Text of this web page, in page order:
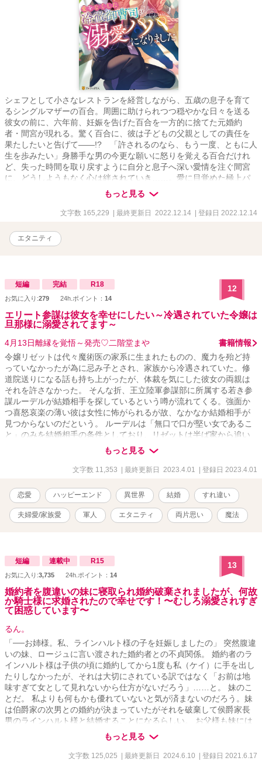
シェフとして小さなレストランを経営しながら、五歳の息子を育て
るシングルマザーの百合。周囲に助けられつつ穏やかな日々を送る
彼女の前に、六年前、妊娠を告げた百合を一方的に捨てた元婚約
者・間宮が現れる。驚く百合に、彼は子どもの父親としての責任を
果たしたいと告げて――!? 「許されるのなら、もう一度、ともに人
生を歩みたい」身勝手な男の今更な願いに怒りを覚える百合だけれ
ど、失った時間を取り戻すように自分と息子へ深い愛情を注ぐ間宮
に、どうしようもなく心は絆されていき……。愛に目覚めた極上パ
パの傲慢なほど一途な想いに囚われる、最高のやり直しロマンス！
もっと見る
文字数 165,229 | 最終更新日 2022.12.14 | 登録日 2022.12.14
エタニティ
短編 完結 R18
お気に入り:279 24h.ポイント： 14
12
エリート参謀は彼女を幸せにしたい～冷遇されていた令嬢は
旦那様に溺愛されてます～
4月13日離縁を覚悟～発売♡二階堂まや
書籍情報
令嬢リゼットは代々魔術医の家系に生まれたものの、魔力を殆ど持
っていなかったが為に忌み子とされ、家族から冷遇されていた。修
道院送りになる話も持ち上がったが、体裁を気にした彼女の両親は
それを許さなかった。 そんな折、王立陸軍参謀部に所属する若き参
謀ルーデルが結婚相手を探しているという噂が流れてくる。強面か
つ喜怒哀楽の薄い彼は女性に怖がられるが故、なかなか結婚相手が
見つからないのだという。 ルーデルは「無口で口が堅い女であるこ
と」のみを結婚相手の条件としており、リゼットは半ば家から追い
出される形で彼に嫁ぐこととなる。そして彼と交流を重ねたことに
より、リゼットは彼への思いを募らせていった。 結婚後数ヶ月経っ
たある日、ルーデルはリゼットに大事な話があるから部屋で待って
話をされると身構えるが、彼が持ってきたのは離婚届ではなく大き
な薔薇の花束であった。 リゼットが彼を深く愛しているように、彼
もまたリゼットを深く愛していたのである。
もっと見る
文字数 11,353 | 最終更新日 2023.4.01 | 登録日 2023.4.01
恋愛 ハッピーエンド 異世界 結婚 すれ違い
夫婦愛/家族愛 軍人 エタニティ 両片思い 魔法
短編 連載中 R15
お気に入り:3,735 24h.ポイント： 14
13
婚約者を腹違いの妹に寝取られ婚約破棄されましたが、何故
か騎士様に求婚されたので幸せです！〜むしろ溺愛されすぎ
て困惑しています〜
るん。
「──お姉様。私、ラインハルト様の子を妊娠しましたの」 突然腹違
いの妹、ロージュに言い渡された婚約者との不貞関係。 婚約者のラ
インハルト様は子供の頃に婚約してから1度も私（ケイ）に手を出し
たりしなかったが、それは大切にされている訳ではなく「お前は地
味すぎて女として見れないから仕方がないだろう」……と。 妹のこ
とだ。 私よりも何もかも優れていないと気が済まないのだろう。妹
は伯爵家の次男との婚約が決まっていたがそれを破棄して侯爵家長
男のラインハルト様と結婚することになるらしい。 お父様も妹には
激甘で「今回のことは水に流してあげなさい。お前は姉なのだか
ら」とのこと。 女としてのプライドを傷つけられ、デキ婚という複
雑な形で例えモラハラ気質な相手だとしても婚約者を奪われた私は
もっと見る
文字数 125,025 | 最終更新日 2024.6.10 | 登録日 2021.6.17